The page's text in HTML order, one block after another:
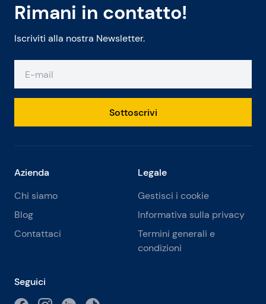
Rimani in contatto!
Iscriviti alla nostra Newsletter.
Sottoscrivi
Azienda
Chi siamo
Blog
Contattaci
Legale
Gestisci i cookie
Informativa sulla privacy
Termini generali e
condizioni
Seguici